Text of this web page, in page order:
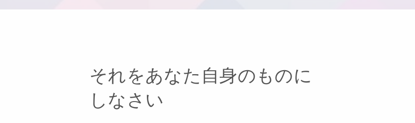
それをあなた自身のものに
しなさい